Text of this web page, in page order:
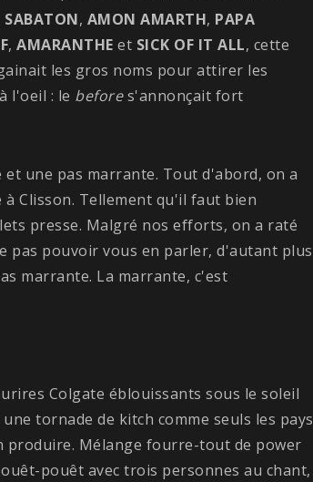
SABATON, AMON AMARTH, PAPA
, AMARANTHE et SICK OF IT ALL, cette
les gros noms pour attirer les
l'oeil : le befores'annonçait fort
une pas marrante. Tout d'abord, on a
Clisson. Tellement qu'il faut bien
presse. Malgré nos efforts, on a raté
pas pouvoir vous en parler, d'autant plus
marrante. La marrante, c'est
Colgate éblouissants sous le soleil
tornade de kitch comme seuls les pays
produire. Mélange fourre-tout de power
pouêt avec trois personnes au chant,